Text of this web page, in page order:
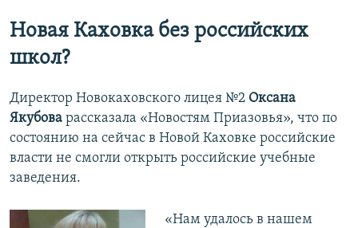
Новая Каховка без российских
школ?
Директор Новокаховского лицея №2 Оксана
Якубова рассказала «Новостям Приазовья», что по
состоянию на сейчас в Новой Каховке российские
власти не смогли открыть российские учебные
заведения.
«Нам удалось в нашем